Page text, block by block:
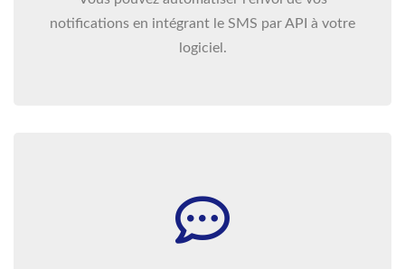
notifications en intégrant le SMS par API à votre
logiciel.